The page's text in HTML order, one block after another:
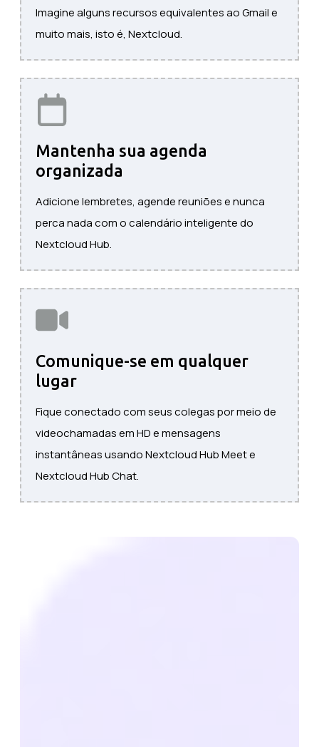
Imagine alguns recursos equivalentes ao Gmail e
muito mais, isto é, Nextcloud.
Mantenha sua agenda
organizada
Adicione lembretes, agende reuniões e nunca
perca nada com o calendário inteligente do
Nextcloud Hub.
Comunique-se em qualquer
lugar
Fique conectado com seus colegas por meio de
videochamadas em HD e mensagens
instantâneas usando Nextcloud Hub Meet e
Nextcloud Hub Chat.